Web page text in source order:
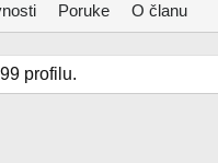
Poruke O članu
profilu.